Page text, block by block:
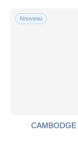
Nouveau
CAMBODGE